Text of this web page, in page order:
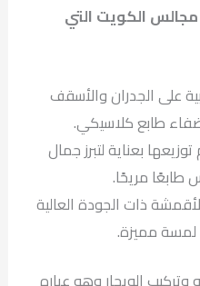
الكويت التي
على الجدران والأسقف
طابع كلاسيكي.
بعناية لتبرز جمال
مريحًا.
ذات الجودة العالية
لمسة مميزة.